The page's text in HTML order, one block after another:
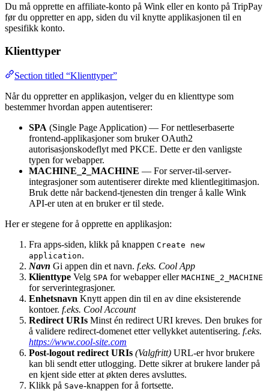
Du må opprette en affiliate-konto på Wink eller en konto på TripPay
før du oppretter en app, siden du vil knytte applikasjonen til en
spesifikk konto.
Klienttyper
Section titled “Klienttyper”
Når du oppretter en applikasjon, velger du en klienttype som
bestemmer hvordan appen autentiserer:
SPA (Single Page Application) — For nettleserbaserte
frontend-applikasjoner som bruker OAuth2
autorisasjonskodeflyt med PKCE. Dette er den vanligste
typen for webapper.
MACHINE_2_MACHINE — For server-til-server-
integrasjoner som autentiserer direkte med klientlegitimasjon.
Bruk dette når backend-tjenesten din trenger å kalle Wink
API-er uten at en bruker er til stede.
Her er stegene for å opprette en applikasjon:
Fra apps-siden, klikk på knappen Create new
application.
Navn Gi appen din et navn. f.eks. Cool App
Klienttype Velg SPA for webapper eller MACHINE_2_MACHINE
for serverintegrasjoner.
Enhetsnavn Knytt appen din til en av dine eksisterende
kontoer. f.eks. Cool Account
Redirect URIs Minst én redirect URI kreves. Den brukes for
å validere redirect-domenet etter vellykket autentisering. f.eks.
https://www.cool-site.com
Post-logout redirect URIs (Valgfritt) URL-er hvor brukere
kan bli sendt etter utlogging. Dette sikrer at brukere lander på
en kjent side etter at økten deres avsluttes.
Klikk på Save-knappen for å fortsette.